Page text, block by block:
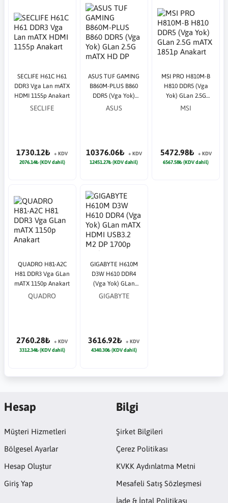
SECLIFE H61C H61
DDR3 Vga Lan mATX
HDMI 1155p Anakart
SECLIFE
1730.12₺
+ KDV
2076.14₺ (KDV dahil)
ASUS TUF GAMING
B860M-PLUS B860
DDR5 (Vga Yok)
GLan 2.5G mATX HD
ASUS
10376.06₺
+ KDV
12451.27₺ (KDV dahil)
MSI PRO H810M-B
H810 DDR5 (Vga
Yok) GLan 2.5G
mATX 1851p Anakart
MSI
5472.98₺
+ KDV
6567.58₺ (KDV dahil)
QUADRO H81-A2C
H81 DDR3 Vga GLan
mATX 1150p Anakart
QUADRO
2760.28₺
+ KDV
3312.34₺ (KDV dahil)
GIGABYTE H610M
D3W H610 DDR4
(Vga Yok) GLan
mATX HDMI USB3.2
GIGABYTE
3616.92₺
+ KDV
4340.30₺ (KDV dahil)
Hesap
Müşteri Hizmetleri
Bölgesel Ayarlar
Hesap Oluştur
Giriş Yap
Bilgi
Şirket Bilgileri
Çerez Politikası
KVKK Aydınlatma Metni
Mesafeli Satış Sözleşmesi
İade & İptal Politikası